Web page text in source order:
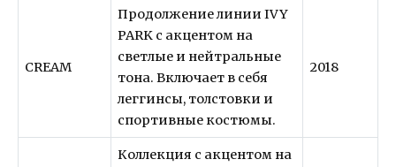
CREAM
Продолжение линии IVY
PARK с акцентом на
светлые и нейтральные
тона. Включает в себя
леггинсы, толстовки и
спортивные костюмы.
2018
Коллекция с акцентом на